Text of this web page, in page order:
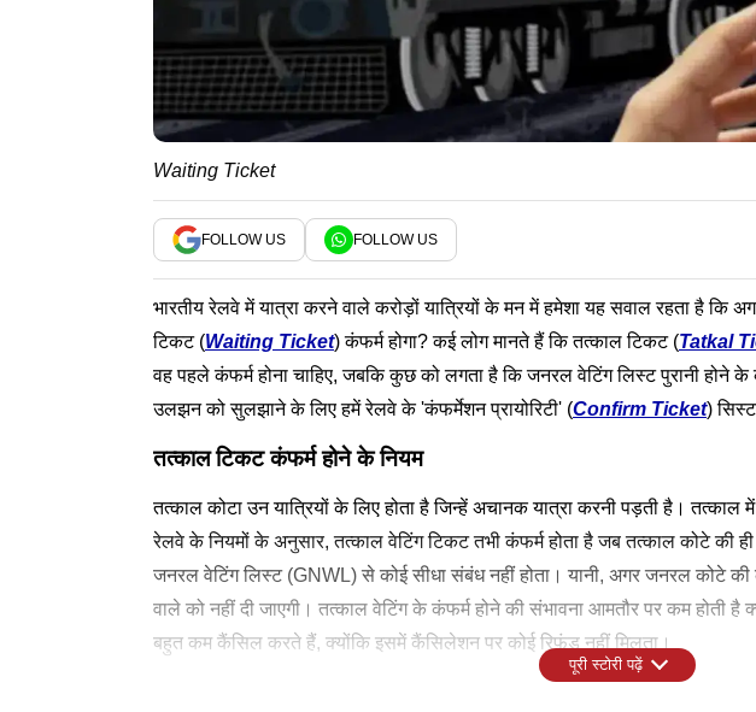
Waiting Ticket
FOLLOW US FOLLOW US
भारतीय रेलवे में यात्रा करने वाले करोड़ों यात्रियों के मन में हमेशा यह सवाल रहता है कि
टिकट (Waiting Ticket) कंफर्म होगा? कई लोग मानते हैं कि तत्काल टिकट (Tatkal
वह पहले कंफर्म होना चाहिए, जबकि कुछ को लगता है कि जनरल वेटिंग लिस्ट पुरानी होने
उलझन को सुलझाने के लिए हमें रेलवे के 'कंफर्मेशन प्रायोरिटी' (Confirm Ticket)
तत्काल टिकट कंफर्म होने के नियम
तत्काल कोटा उन यात्रियों के लिए होता है जिन्हें अचानक यात्रा करनी पड़ती है। तत्काल
रेलवे के नियमों के अनुसार, तत्काल वेटिंग टिकट तभी कंफर्म होता है जब तत्काल कोटे की
जनरल वेटिंग लिस्ट (GNWL) से कोई सीधा संबंध नहीं होता। यानी, अगर जनरल कोटे की
वाले को नहीं दी जाएगी। तत्काल वेटिंग के कंफर्म होने की संभावना आमतौर पर कम होती
बहुत कम कैंसिल करते हैं, क्योंकि इसमें कैंसिलेशन पर कोई रिफंड नहीं मिलता।
पूरी स्टोरी पढ़ें